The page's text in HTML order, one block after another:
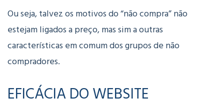
Ou seja, talvez os motivos do “não compra” não
estejam ligados a preço, mas sim a outras
características em comum dos grupos de não
compradores.
EFICÁCIA DO WEBSITE